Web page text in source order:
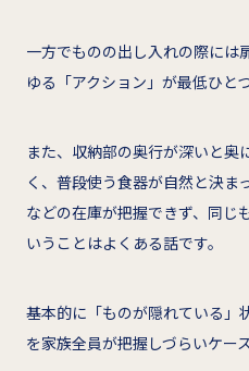
一方でものの出し入れの際には
ゆる「アクション」が最低ひと
また、収納部の奥行が深いと奥
く、普段使う食器が自然と決ま
などの在庫が把握できず、同じ
いうことはよくある話です。
基本的に「ものが隠れている」
を家族全員が把握しづらいケー